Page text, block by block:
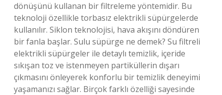
dönüşünü kullanan bir filtreleme yöntemidir. Bu
teknoloji özellikle torbasız elektrikli süpürgelerde
kullanılır. Siklon teknolojisi, hava akışını döndüren
bir fanla başlar. Sulu süpürge ne demek? Su filtreli
elektrikli süpürgeler ile detaylı temizlik, içeride
sıkışan toz ve istenmeyen partiküllerin dışarı
çıkmasını önleyerek konforlu bir temizlik deneyimi
yaşamanızı sağlar. Birçok farklı özelliği sayesinde